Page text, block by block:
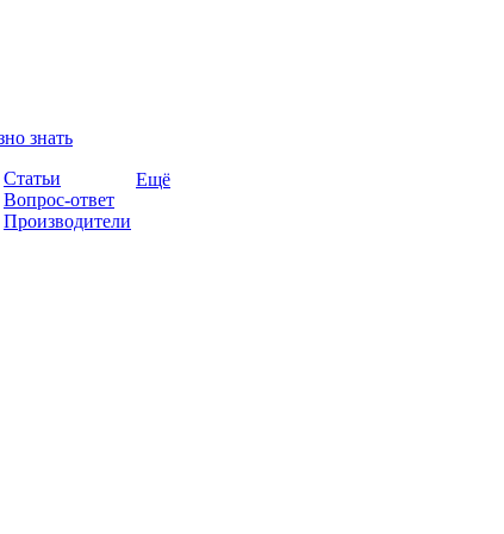
знать
Статьи
Вопрос-ответ
Производители
Ещё